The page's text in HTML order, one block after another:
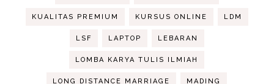
KUALITAS PREMIUM KURSUS ONLINE LDM
LSF LAPTOP LEBARAN
LOMBA KARYA TULIS ILMIAH
LONG DISTANCE MARRIAGE MADING